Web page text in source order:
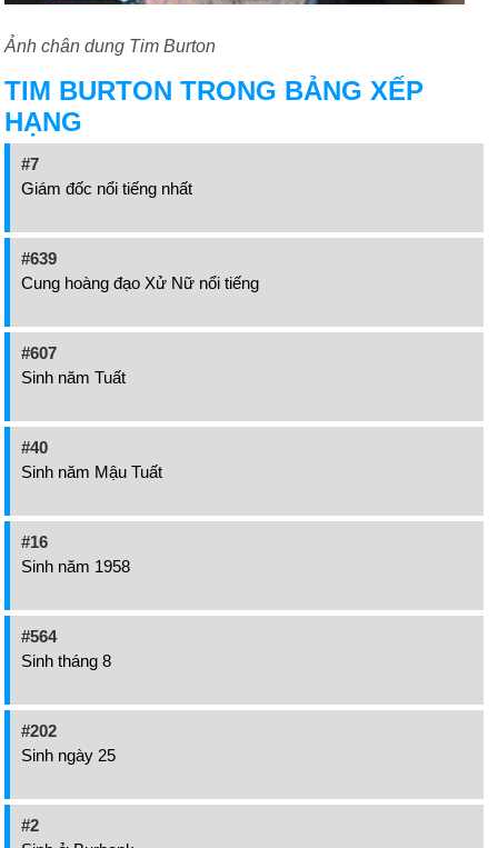
Ảnh chân dung Tim Burton
TIM BURTON TRONG BẢNG XẾP
HẠNG
#7
Giám đốc nổi tiếng nhất
#639
Cung hoàng đạo Xử Nữ nổi tiếng
#607
Sinh năm Tuất
#40
Sinh năm Mậu Tuất
#16
Sinh năm 1958
#564
Sinh tháng 8
#202
Sinh ngày 25
#2